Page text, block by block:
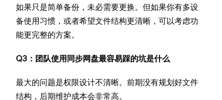
如果只是简单备份，未必需要更换。但如果你有多设
备使用习惯，或者希望文件结构更清晰，可以考虑功
能更完整的方案。
Q3：团队使用同步网盘最容易踩的坑是什么
最大的问题是权限设计不清晰。前期没有规划好文件
结构，后期维护成本会非常高。